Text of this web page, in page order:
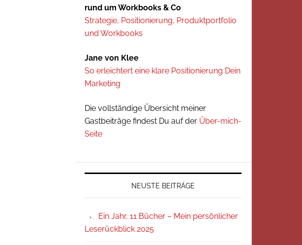
rund um Workbooks & Co
Strategie, Positionierung, Produktportfolio
und Workbooks
Jane von Klee
So erleichtert eine klare Positionierung Dein
Marketing
Die vollständige Übersicht meiner
Gastbeiträge findest Du auf der Über-mich-
Seite
NEUSTE BEITRÄGE
Ein Jahr, 11 Bücher – Mein persönlicher
Leserückblick 2025